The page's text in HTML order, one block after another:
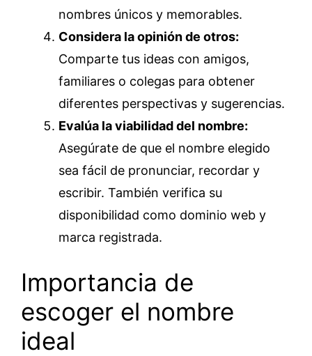
nombres únicos y memorables.
Considera la opinión de otros:
Comparte tus ideas con amigos,
familiares o colegas para obtener
diferentes perspectivas y sugerencias.
Evalúa la viabilidad del nombre:
Asegúrate de que el nombre elegido
sea fácil de pronunciar, recordar y
escribir. También verifica su
disponibilidad como dominio web y
marca registrada.
Importancia de
escoger el nombre
ideal